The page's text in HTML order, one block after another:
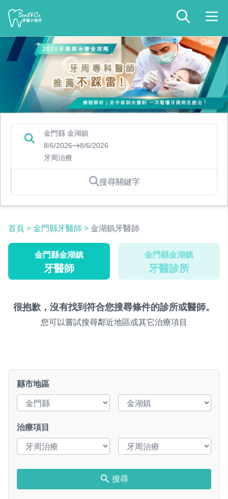
金門縣 金湖鎮
8/6/2026
8/6/2026
牙周治療
搜尋關鍵字
首頁 > 金門縣牙醫師 > 金湖鎮牙醫師
金門縣金湖鎮
牙醫師
金門縣金湖鎮
牙醫診所
很抱歉，沒有找到符合您搜尋條件的診所或醫師。
您可以嘗試搜尋鄰近地區或其它治療項目
縣市地區
治療項目
搜尋